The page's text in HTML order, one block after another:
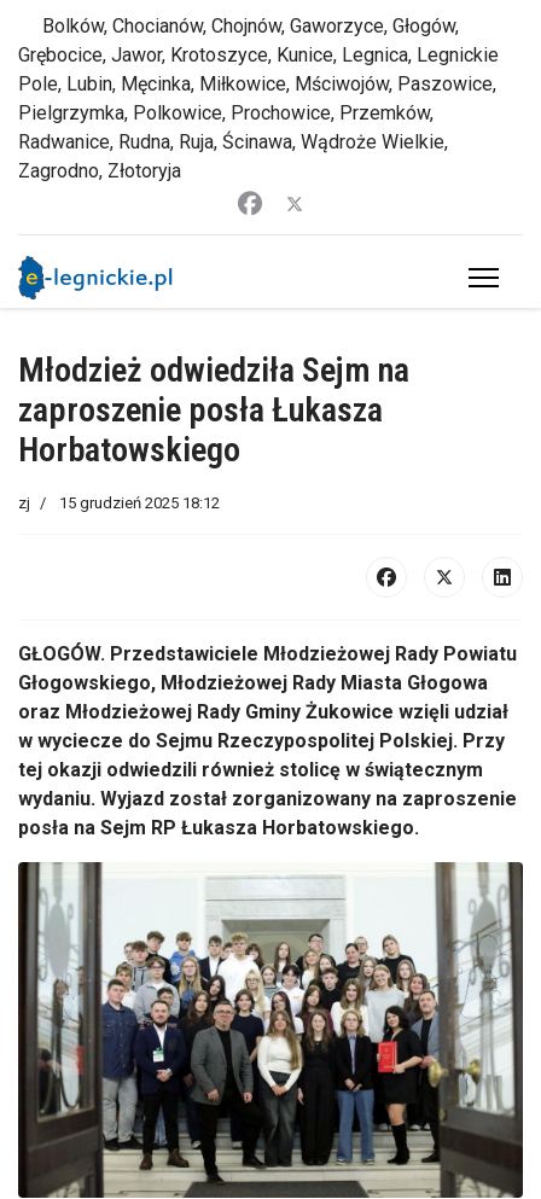
Bolków, Chocianów, Chojnów, Gaworzyce, Głogów,
Grębocice, Jawor, Krotoszyce, Kunice, Legnica, Legnickie
Pole, Lubin, Męcinka, Miłkowice, Mściwojów, Paszowice,
Pielgrzymka, Polkowice, Prochowice, Przemków,
Radwanice, Rudna, Ruja, Ścinawa, Wądroże Wielkie,
Zagrodno, Złotoryja
Młodzież odwiedziła Sejm na
zaproszenie posła Łukasza
Horbatowskiego
zj 15 grudzień 2025 18:12
GŁOGÓW. Przedstawiciele Młodzieżowej Rady Powiatu
Głogowskiego, Młodzieżowej Rady Miasta Głogowa
oraz Młodzieżowej Rady Gminy Żukowice wzięli udział
w wyciecze do Sejmu Rzeczypospolitej Polskiej. Przy
tej okazji odwiedzili również stolicę w świątecznym
wydaniu. Wyjazd został zorganizowany na zaproszenie
posła na Sejm RP Łukasza Horbatowskiego.